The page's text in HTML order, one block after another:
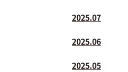
2025.07
2025.06
2025.05